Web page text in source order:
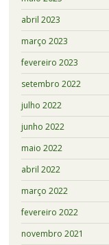
abril 2023
março 2023
fevereiro 2023
setembro 2022
julho 2022
junho 2022
maio 2022
abril 2022
março 2022
fevereiro 2022
novembro 2021